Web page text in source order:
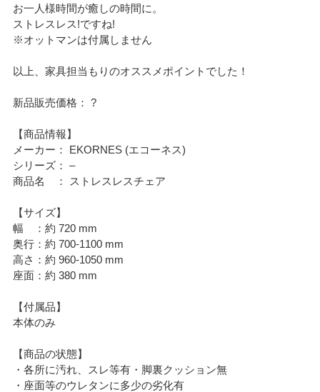
お一人様時間が癒しの時間に。
ストレスレス!ですね!
※オットマンは付属しません
以上、家具担当もりのオススメポイントでした！
新品販売価格： ?
【商品情報】
メーカー： EKORNES (エコーネス)
シリーズ： –
商品名 ： ストレスレスチェア
【サイズ】
幅 ：約 720 mm
奥行：約 700-1100 mm
高さ：約 960-1050 mm
座面：約 380 mm
【付属品】
本体のみ
【商品の状態】
・各所に汚れ、スレ等有・脚裏クッション無
・座面等のウレタンに多少の劣化有